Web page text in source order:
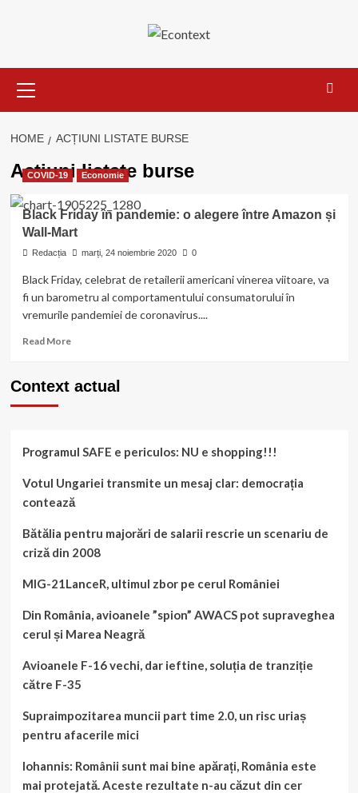
Menu
HOME ACȚIUNI LISTATE BURSE
Acțiuni listate burse
COVID-19 Economie
Black Friday în pandemie: o alegere între Amazon și
Wall-Mart
Redacția marți, 24 noiembrie 2020 0
Black Friday, celebrat de retailerii americani vinerea viitoare, va
fi un barometru al comportamentului consumatorului în
vremurile pandemiei de coronavirus....
Read MoreRead
Black
alegere
Amazon
și
Mart
Context actual
Programul SAFE e periculos: NU e shopping!!!
Votul Ungariei transmite un mesaj clar: democrația
contează
Bătălia pentru majorări de salarii rescrie un scenariu de
criză din 2008
MIG-21LanceR, ultimul zbor pe cerul României
Din România, avioanele ”spion” AWACS pot supraveghea
cerul și Marea Neagră
Avioanele F-16 vechi, dar ieftine, soluția de tranziție
către F-35
Supraimpozitarea muncii part time 2.0, un risc uriaș
pentru afacerile mici
Iohannis: Românii sunt mai bine apărați, România este
mai protejată. Aceste rezultate n-au căzut din cer